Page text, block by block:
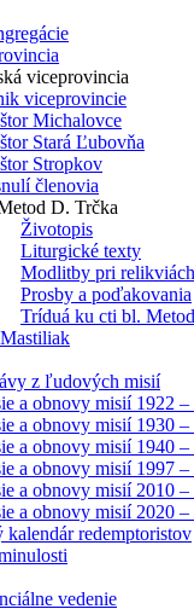
viceprovincia
viceprovincie
Michalovce
Stará Ľubovňa
Stropkov
členovia
D. Trčka
Životopis
Liturgické texty
Modlitby pri relikviách
Prosby a poďakovania
Tríduá ku cti bl.
z ľudových misií
a obnovy misií 1922 –
a obnovy misií 1930 –
a obnovy misií 1940 –
a obnovy misií 1997 –
a obnovy misií 2010 –
a obnovy misií 2020 –
redemptoristov
vedenie